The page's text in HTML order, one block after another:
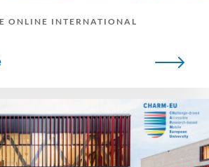
ONLINE INTERNATIONAL